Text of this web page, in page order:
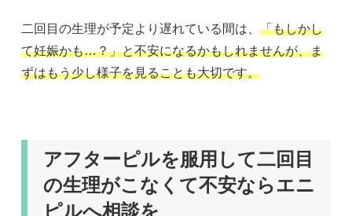
二回目の生理が予定より遅れている間は、 「もしかし
て妊娠かも…？」と不安になるかもしれませんが、ま
ずはもう少し様子を見ることも大切です。
アフターピルを服用して二回目
の生理がこなくて不安ならエニ
ピルへ相談を